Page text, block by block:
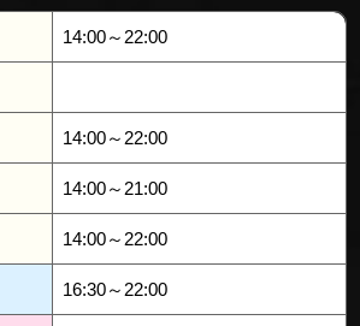
14:00～22:00
14:00～22:00
14:00～21:00
14:00～22:00
16:30～22:00